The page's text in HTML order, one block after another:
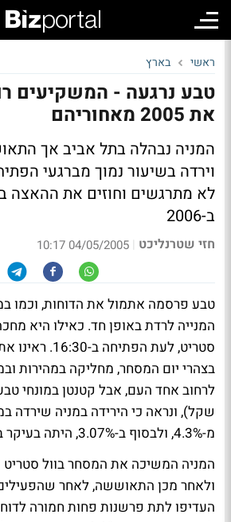
ראשי בארץ
טבע נרגעה - המשקיעים
את 2005 מאחוריהם
המניה נבהלה בתל אביב אך
וירדה בשיעור נמוך מברגעי
לא מתרגשים וחוזים את ההאצה
ב-2006
חזי שטרנליכט |
04/05/2005 10:17
טבע פרסמה אתמול את הדוחות, וכמו
המנייה לרדת באופן חד. כאילו היא
סטריט, לעת
בצהרי יום המסחר, מחליקה במהירות
שקל), ונראה כי הירידה במניה שירדה
מ-4.3%, ולבסוף ב-3.07%, היתה בעיקר בהלה מקומית.
המניה המשיכה את המסחר בוול
ולאחר מכן התאוששה, לאחר
העדיפו לתת פרשנות פחות חמורה